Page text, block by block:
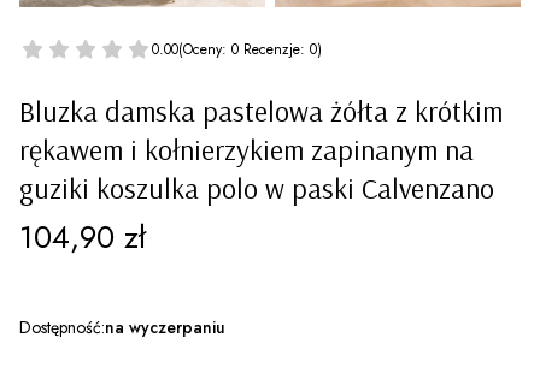
0.00(Oceny: 0 Recenzje: 0)
Bluzka damska pastelowa żółta z krótkim
rękawem i kołnierzykiem zapinanym na
guziki koszulka polo w paski Calvenzano
Cena
104,90 zł
Dostępność:na wyczerpaniu